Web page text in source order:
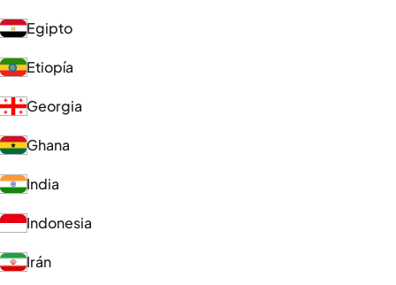
Egipto
Etiopía
Georgia
Ghana
India
Indonesia
Irán